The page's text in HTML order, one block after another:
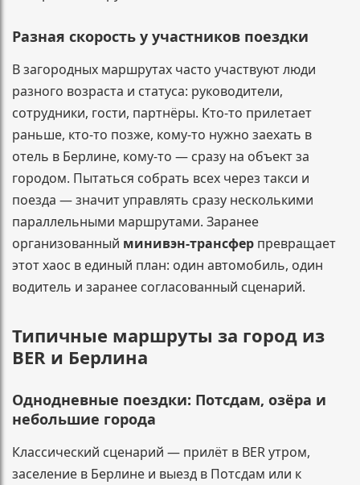
Разная скорость у участников поездки
В загородных маршрутах часто участвуют люди
разного возраста и статуса: руководители,
сотрудники, гости, партнёры. Кто-то прилетает
раньше, кто-то позже, кому-то нужно заехать в
отель в Берлине, кому-то — сразу на объект за
городом. Пытаться собрать всех через такси и
поезда — значит управлять сразу несколькими
параллельными маршрутами. Заранее
организованный минивэн-трансфер превращает
этот хаос в единый план: один автомобиль, один
водитель и заранее согласованный сценарий.
Типичные маршруты за город из
BER и Берлина
Однодневные поездки: Потсдам, озёра и
небольшие города
Классический сценарий — прилёт в BER утром,
заселение в Берлине и выезд в Потсдам или к